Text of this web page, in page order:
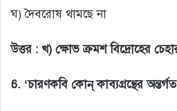
ঘ) দৈবরোষ থামছে না
উত্তর : খ) ক্ষোভ ক্রমশ বিদ্রোহের
6. ‘চারণকবি কোন্ কাব্যগ্রন্থের